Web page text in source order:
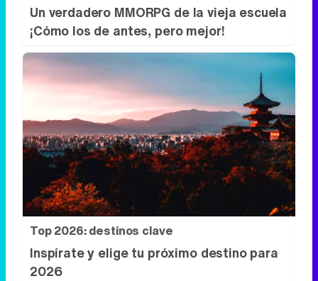
Un verdadero MMORPG de la vieja escuela
¡Cómo los de antes, pero mejor!
Top 2026: destinos clave
Inspírate y elige tu próximo destino para
2026